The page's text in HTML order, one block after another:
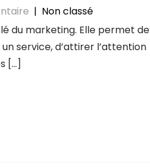
| Non classé
du marketing. Elle permet de
service, d’attirer l’attention
[…]